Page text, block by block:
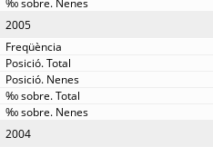
2005
2004